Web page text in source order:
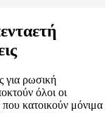
για ρωσική
όλοι οι
κατοικούν μόνιμα